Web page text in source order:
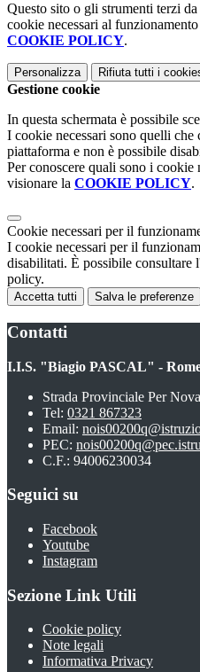
Questo sito o gli strumenti terzi
cookie necessari al
COOKIE POLICY.
Personalizza Rifiuta tutti i
Gestione cookie
In questa schermata è possibile
I cookie necessari sono quelli
piattaforma e non è possibile
Per conoscere quali sono i cookie
visionare la COOKIE POLICY.
Cookie necessari per il
I cookie necessari per il
disabilitati. È possibile consultare
policy.
Accetta tutti Salva le preferenze
Contatti
I.I.S. "Biagio PASCAL" -
Strada Provinciale Per
Tel: 0321 867323
Email:
PEC:
C.F.: 94006230034
Seguici su
Facebook
Youtube
Instagram
Sezione Link Utili
Cookie policy
Note legali
Informativa Privacy